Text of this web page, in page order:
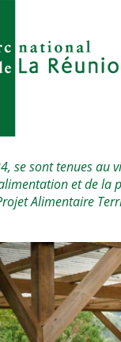
se sont tenues au
et de
Alimentaire